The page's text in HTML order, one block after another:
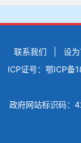
联系我们 设
ICP证号：鄂ICP备
政府网站标识码：